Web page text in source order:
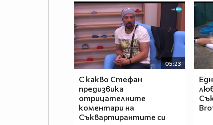
05:23
С какво Стефан
предизвика
отрицателните
коментари на
Съквартирантите си